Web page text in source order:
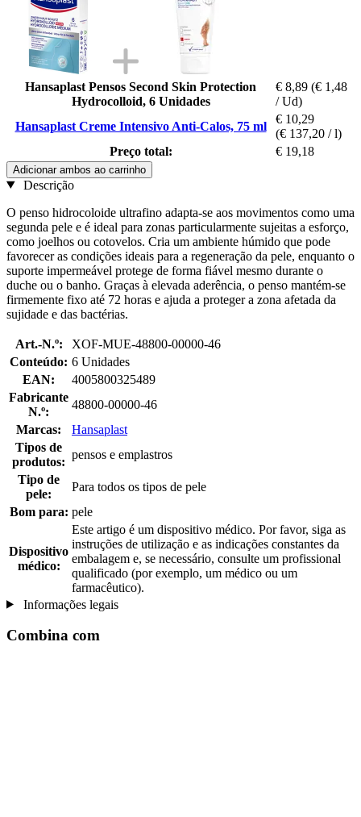
Hansaplast Pensos Second Skin Protection
Hydrocolloid, 6 Unidades
€ 8,89 (€ 1,48
/ Ud)
Hansaplast Creme Intensivo Anti-Calos, 75 ml
€ 10,29
(€ 137,20 / l)
Preço total:
€ 19,18
Adicionar ambos ao carrinho
Descrição
O penso hidrocoloide ultrafino adapta-se aos movimentos como uma
segunda pele e é ideal para zonas particularmente sujeitas a esforço,
como joelhos ou cotovelos. Cria um ambiente húmido que pode
favorecer as condições ideais para a regeneração da pele, enquanto o
suporte impermeável protege de forma fiável mesmo durante o
duche ou o banho. Graças à elevada aderência, o penso mantém-se
firmemente fixo até 72 horas e ajuda a proteger a zona afetada da
sujidade e das bactérias.
Art.-N.º:
XOF-MUE-48800-00000-46
Conteúdo: 6 Unidades
EAN:
4005800325489
Fabricante
N.º:
48800-00000-46
Marcas:
Hansaplast
Tipos de
produtos:
pensos e emplastros
Tipo de
pele:
Para todos os tipos de pele
Bom para: pele
Dispositivo
médico:
Este artigo é um dispositivo médico. Por favor, siga as
instruções de utilização e as indicações constantes da
embalagem e, se necessário, consulte um profissional
qualificado (por exemplo, um médico ou um
farmacêutico).
Informações legais
Combina com